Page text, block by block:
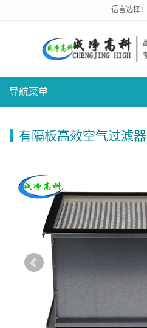
语言选择：
导航菜单
有隔板高效空气过滤器